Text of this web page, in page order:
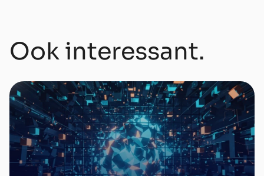
Ook interessant.